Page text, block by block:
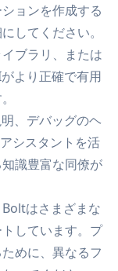
ョンを作成する
してください。
ブラリ、または
より正確で有用
、デバッグのヘ
シスタントを活
識豊富な同僚が
はさまざまな
しています。プ
めに、異なるフ